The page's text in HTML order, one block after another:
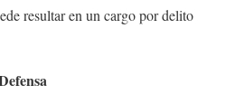
resultar en un cargo por delito